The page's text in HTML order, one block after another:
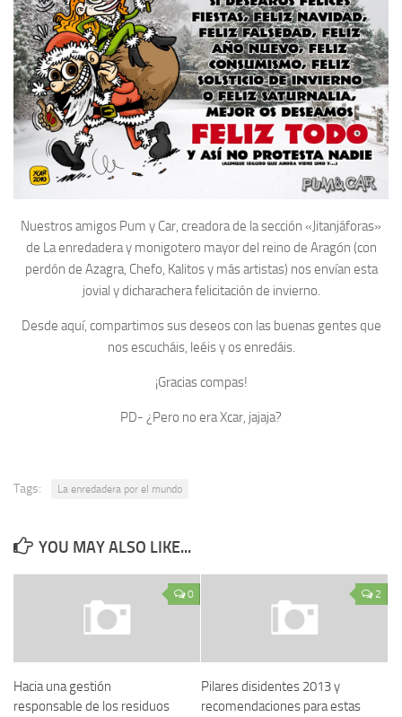
Nuestros amigos Pum y Car, creadora de la sección «Jitanjáforas»
de La enredadera y monigotero mayor del reino de Aragón (con
perdón de Azagra, Chefo, Kalitos y más artistas) nos envían esta
jovial y dicharachera felicitación de invierno.
Desde aquí, compartimos sus deseos con las buenas gentes que
nos escucháis, leéis y os enredáis.
¡Gracias compas!
PD- ¿Pero no era Xcar, jajaja?
Tags: La enredadera por el mundo
YOU MAY ALSO LIKE...
0
Hacia una gestión
responsable de los residuos
2
Pilares disidentes 2013 y
recomendaciones para estas